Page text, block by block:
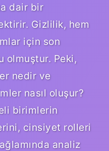
dair bir
Gizlilik, hem
için son
olmuştur. Peki,
nedir ve
nasıl oluşur?
birimlerin
cinsiyet rolleri
analiz